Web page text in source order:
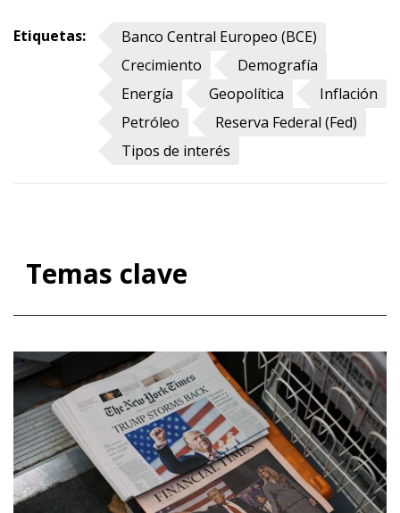
CaixaBank Research, en el que
intentamos entender qué está
pasando en la economía sin prisa,
pero sin pausa. Después del pequeño
paréntesis del capítulo de mayo, que
parece que la guerra en el golfo
Pérsico se está acercando a su fin tras
Estados Unidos e Irán anunciado esta
semana. Aun así, el conflicto ha sido lo
suficientemente intenso como para
elevar la incertidumbre y encarecer la
energía y hacer que muchas casas de
análisis y servicios de estudios, como
Etiquetas:
Banco Central Europeo (BCE)
Crecimiento
Demografía
Energía
Geopolítica
Inflación
Petróleo
Reserva Federal (Fed)
Tipos de interés
Temas clave